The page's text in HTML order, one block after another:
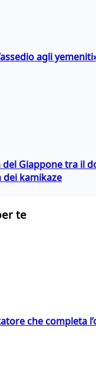
agli
del Giappone tra il
dei kamikaze
te
che completa